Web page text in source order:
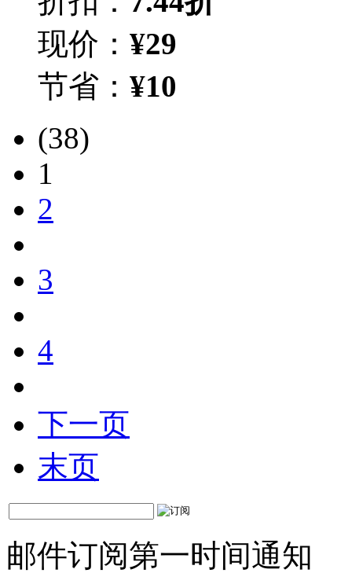
现价： ¥29
节省： ¥10
(38)
1
2
3
4
下一页
末页
邮件订阅第一时间通知